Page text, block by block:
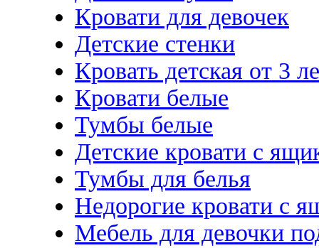
Кровати для девочек
Детские стенки
Кровать детская от 3
Кровати белые
Тумбы белые
Детские кровати с
Тумбы для белья
Недорогие кровати с
Мебель для девочки